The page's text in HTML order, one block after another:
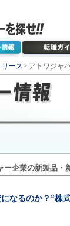
リース> アトワジャ
ー企業の新製品・
なるのか？”